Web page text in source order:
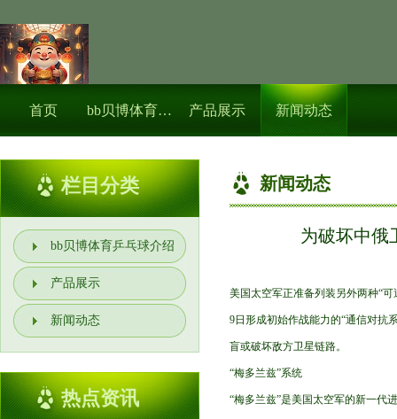
首页 bb贝博体育乒乓球介绍 产品展示 新闻动态
栏目分类
bb贝博体育乒乓球介绍
产品展示
新闻动态
热点资讯
新闻动态
为破坏中俄
美国太空军正准备列装另外两种“
9日形成初始作战能力的“通信对抗
盲或破坏敌方卫星链路。
“梅多兰兹”系统
“梅多兰兹”是美国太空军的新一代